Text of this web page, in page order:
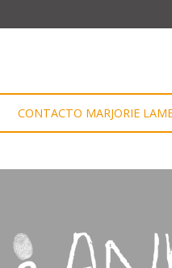
CONTACTO MARJORIE